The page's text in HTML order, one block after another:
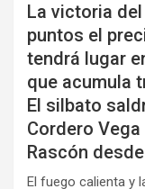
La victoria
puntos el
tendrá lugar
que acumula
El silbato
Cordero
Rascón
El fuego calienta y